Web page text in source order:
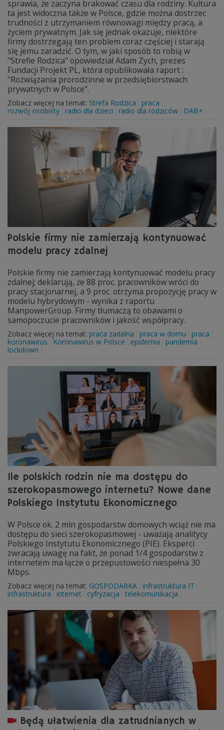
sprawia, że zaczyna brakować czasu dla rodziny. Kultura
ta jest widoczna także w Polsce, gdzie można dostrzec
trudności z utrzymaniem równowagi między pracą, a
życiem prywatnym. Jak się jednak okazuje, niektóre
firmy dostrzegają ten problem coraz częściej i starają
się jemu zaradzić. O tym, w jaki sposób to robią w
"Strefie Rodzica" opowiedział Adam Zych, prezes
Fundacji Projekt PL, która opublikowała raport :
"Rozwiązania prorodzinne w przedsiębiorstwach
prywatnych w Polsce".
Zobacz więcej na temat: Strefa Rodzica
praca
rozwój osobisty
radio dla dzieci radio dla rodziców DAB+
Polskie firmy nie zamierzają kontynuować
modelu pracy zdalnej
Polskie firmy nie zamierzają kontynuować modelu pracy
zdalnej; deklarują, że 88 proc. pracowników wróci do
pracy stacjonarnej, a 9 proc. otrzyma propozycję pracy w
modelu hybrydowym - wynika z raportu
ManpowerGroup. Firmy tłumaczą to obawami o
samopoczucie pracowników i jakość współpracy.
Zobacz więcej na temat: praca zadalna praca w domu
praca
koronawirus
Koronawirus w Polsce epidemia
pandemia
lockdown
Ile polskich rodzin nie ma dostępu do
szerokopasmowego internetu? Nowe dane
Polskiego Instytutu Ekonomicznego
W Polsce ok. 2 mln gospodarstw domowych wciąż nie ma
dostępu do sieci szerokopasmowej - uważają analitycy
Polskiego Instytutu Ekonomicznego (PIE). Eksperci
zwracają uwagę na fakt, że ponad 1/4 gospodarstw z
internetem ma łącze o przepustowości niespełna 30
Mbps.
Zobacz więcej na temat: GOSPODARKA
infrastruktura IT
infrastruktura
internet cyfryzacja telekomunikacja
Będą ułatwienia dla zatrudnianych w